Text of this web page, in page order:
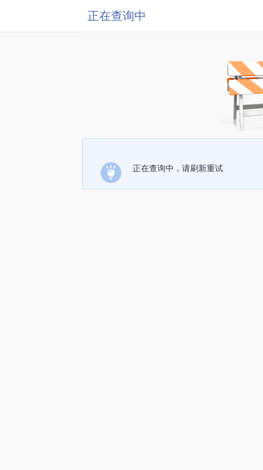
正在查询中
正在查询中，请刷新重试